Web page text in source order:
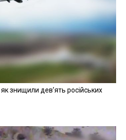
знищили девʼять російських